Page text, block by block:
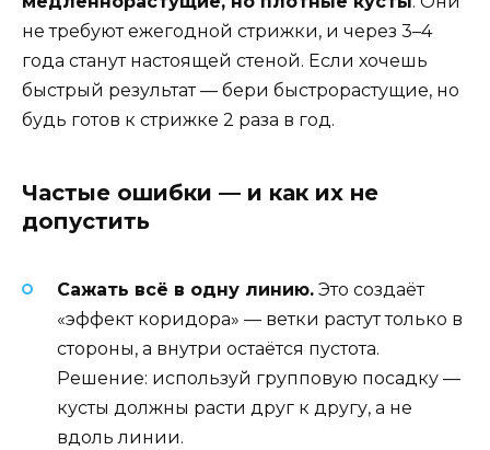
не требуют ежегодной стрижки, и через 3–4
года станут настоящей стеной. Если хочешь
быстрый результат — бери быстрорастущие, но
будь готов к стрижке 2 раза в год.
Частые ошибки — и как их не
допустить
Сажать всё в одну линию. Это создаёт
«эффект коридора» — ветки растут только в
стороны, а внутри остаётся пустота.
Решение: используй групповую посадку —
кусты должны расти друг к другу, а не
вдоль линии.